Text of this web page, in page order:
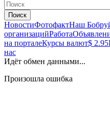
Поиск
НовостиФотофактНаш
организацийРабота
на порталеКурсы валют$ 2.95
нас
Идёт обмен данными...
Произошла ошибка